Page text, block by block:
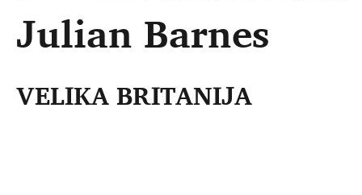
Julian Barnes
VELIKA BRITANIJA